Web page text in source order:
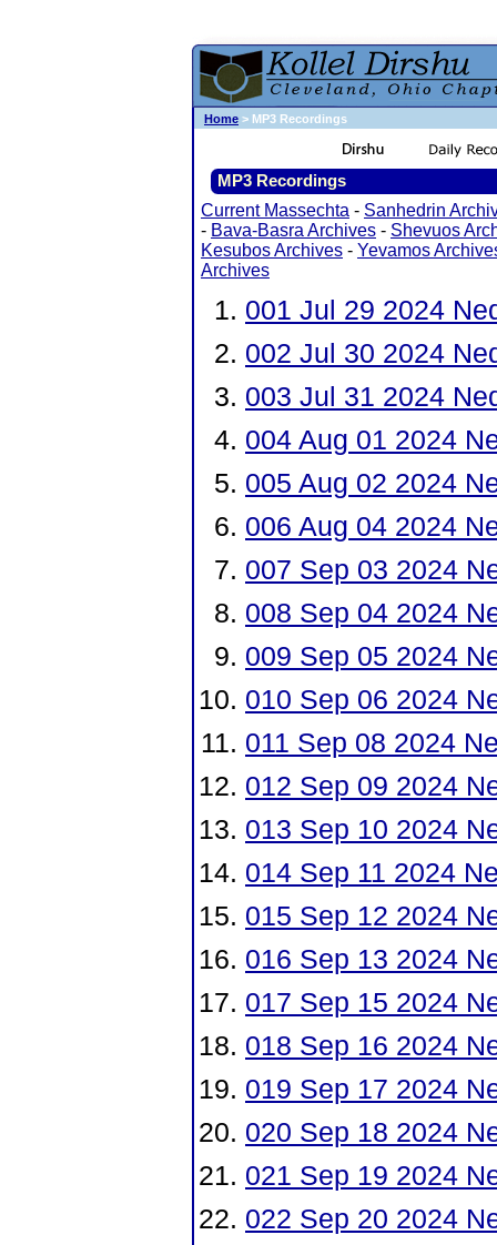
Home > MP3 Recordings
MP3 Recordings
Current Massechta - Sanhedrin
- Bava-Basra Archives - Shevuos
Kesubos Archives - Yevamos
Archives
001 Jul 29 2024
002 Jul 30 2024
003 Jul 31 2024
004 Aug 01 2024
005 Aug 02 2024
006 Aug 04 2024
007 Sep 03 2024
008 Sep 04 2024
009 Sep 05 2024
010 Sep 06 2024
011 Sep 08 2024
012 Sep 09 2024
013 Sep 10 2024
014 Sep 11 2024
015 Sep 12 2024
016 Sep 13 2024
017 Sep 15 2024
018 Sep 16 2024
019 Sep 17 2024
020 Sep 18 2024
021 Sep 19 2024
022 Sep 20 2024